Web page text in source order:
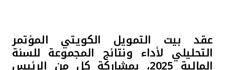
اتصل بنا
عقد بيت التمويل الكويتي المؤتمر
التحليلي لأداء ونتائج المجموعة للسنة
المالية 2025، بمشاركة كل من الرئيس